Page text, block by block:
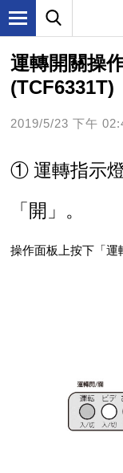
運轉開關操
(TCF6331T)
2019/5/23 下午
① 運轉指示
「開」。
操作面板上按下「運